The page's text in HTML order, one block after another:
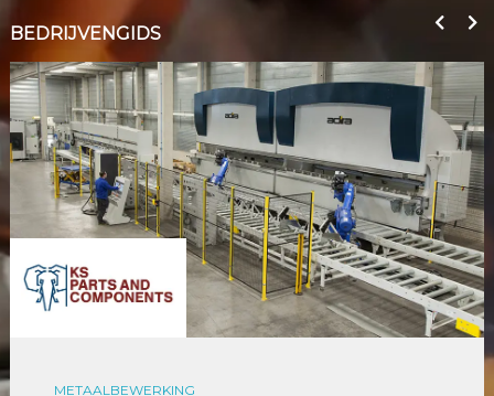
BEDRIJVENGIDS
METAALBEWERKING